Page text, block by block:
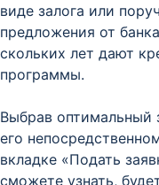
виде залога или
предложения от
скольких лет дают
программы.
Выбрав оптимальный
его
вкладке «Подать
сможете узнать,